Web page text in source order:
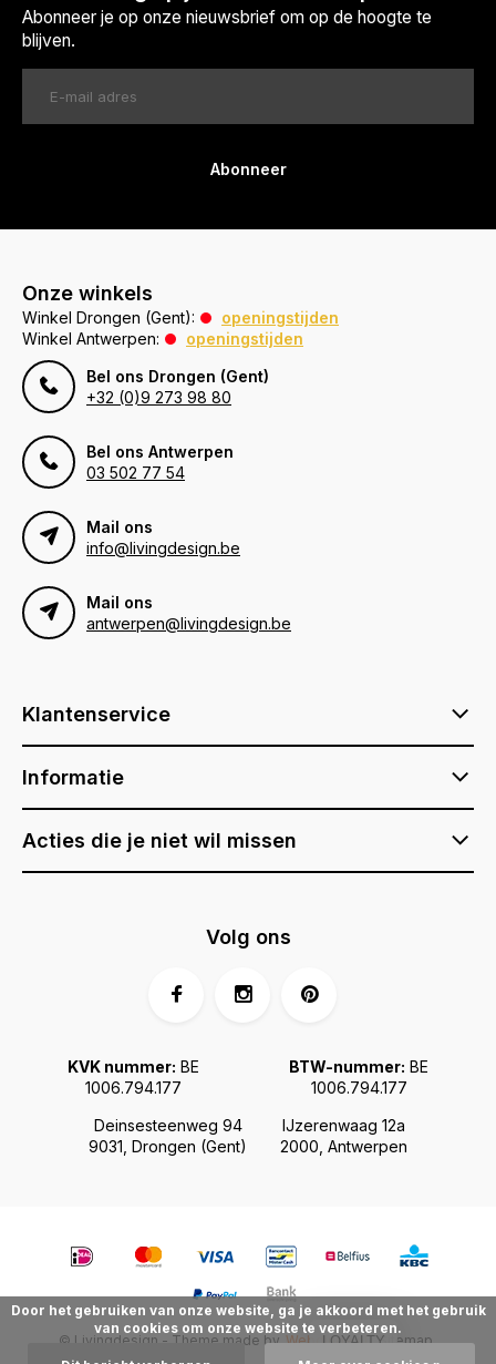
Abonneer je op onze nieuwsbrief om op de hoogte te
blijven.
Abonneer
Onze winkels
Winkel Drongen (Gent):
openingstijden
Winkel Antwerpen:
openingstijden
Bel ons Drongen (Gent)
+32 (0)9 273 98 80
Bel ons Antwerpen
03 502 77 54
Mail ons
info@livingdesign.be
Mail ons
antwerpen@livingdesign.be
Klantenservice
Informatie
Acties die je niet wil missen
Deinsesteenweg 94
9031, Drongen (Gent)
IJzerenwaag 12a
2000, Antwerpen
KVK nummer: BE
1006.794.177
BTW-nummer: BE
1006.794.177
Volg ons
© Livingdesign - Theme made by Webdinge.nl Sitemap
Door het gebruiken van onze website, ga je akkoord met het gebruik
van cookies om onze website te verbeteren.
LOYALTY